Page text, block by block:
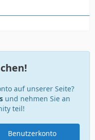
auf unserer Seite?
und nehmen Sie an
teil!
Benutzerkonto